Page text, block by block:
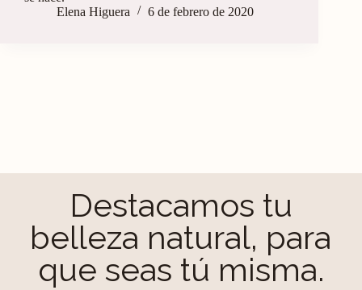
Elena Higuera
6 de febrero de 2020
Destacamos tu
belleza natural, para
que seas tú misma.